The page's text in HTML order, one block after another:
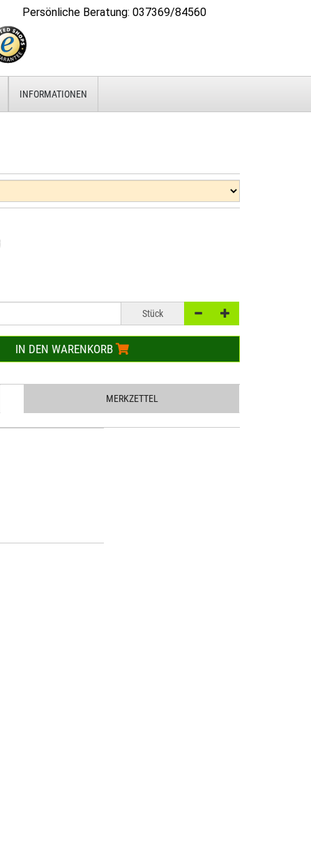
Persönliche Beratung: 037369/84560
INFORMATIONEN
Stück
IN DEN WARENKORB
MERKZETTEL